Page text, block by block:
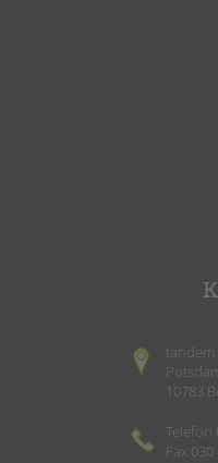
tandem
10783
Telefon
Fax